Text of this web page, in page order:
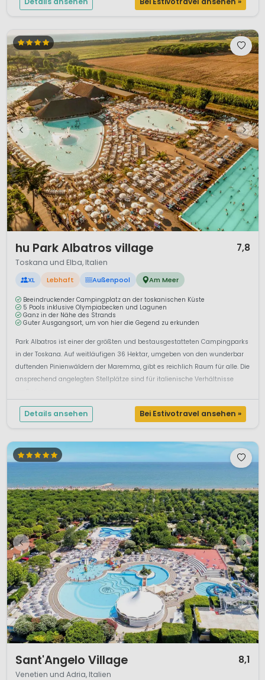
hu Park Albatros village 7,8
Toskana und Elba, Italien
XL Lebhaft Außenpool Am Meer
Beeindruckender Campingplatz an der toskanischen Küste
5 Pools inklusive Olympiabecken und Lagunen
Ganz in der Nähe des Strands
Guter Ausgangsort, um von hier die Gegend zu erkunden
Park Albatros ist einer der größten und bestausgestatteten Campingparks
in der Toskana. Auf weitläufigen 36 Hektar, umgeben von den wunderbar
duftenden Pinienwäldern der Maremma, gibt es reichlich Raum für alle. Die
ansprechend angelegten Stellplätze sind für italienische Verhältnisse
Details ansehen Bei Estivotravel ansehen »
Sant'Angelo Village 8,1
Venetien und Adria, Italien